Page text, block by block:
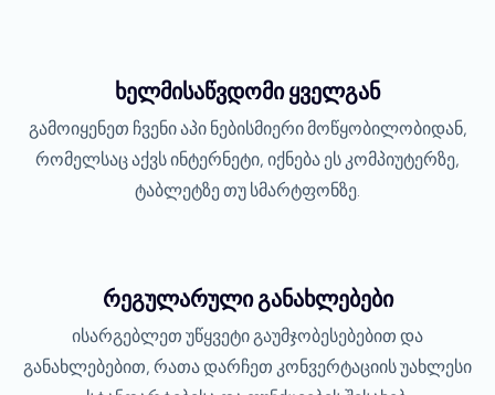
ხელმისაწვდომი ყველგან
გამოიყენეთ ჩვენი აპი ნებისმიერი მოწყობილობიდან,
რომელსაც აქვს ინტერნეტი, იქნება ეს კომპიუტერზე,
ტაბლეტზე თუ სმარტფონზე.
რეგულარული განახლებები
ისარგებლეთ უწყვეტი გაუმჯობესებებით და
განახლებებით, რათა დარჩეთ კონვერტაციის უახლესი